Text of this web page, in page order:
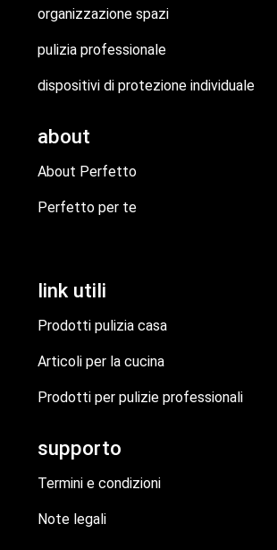
organizzazione spazi
pulizia professionale
dispositivi di protezione individuale
about
About Perfetto
Perfetto per te
link utili
Prodotti pulizia casa
Articoli per la cucina
Prodotti per pulizie professionali
supporto
Termini e condizioni
Note legali